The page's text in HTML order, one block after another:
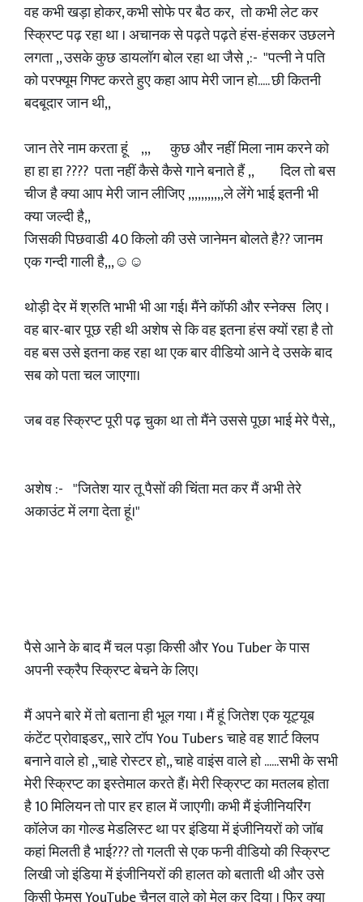
वह कभी खड़ा होकर, कभी सोफे पर बैठ कर, तो कभी लेट कर
स्क्रिप्ट पढ़ रहा था । अचानक से पढ़ते पढ़ते हंस-हंसकर उछलने
लगता ,, उसके कुछ डायलॉग बोल रहा था जैसे ,:- "पत्नी ने पति
को परफ्यूम गिफ्ट करते हुए कहा आप मेरी जान हो..... छी कितनी
बदबूदार जान थी,,
जान तेरे नाम करता हूं ,,, कुछ और नहीं मिला नाम करने को
हा हा हा ???? पता नहीं कैसे कैसे गाने बनाते हैं ,, दिल तो बस
चीज है क्या आप मेरी जान लीजिए ,,,,,,,,,,,ले लेंगे भाई इतनी भी
क्या जल्दी है,,
जिसकी पिछवाडी 40 किलो की उसे जानेमन बोलते है?? जानम
एक गन्दी गाली है,,,☺☺
थोड़ी देर में श्रुति भाभी भी आ गई। मैंने कॉफी और स्नेक्स लिए ।
वह बार-बार पूछ रही थी अशेष से कि वह इतना हंस क्यों रहा है तो
वह बस उसे इतना कह रहा था एक बार वीडियो आने दे उसके बाद
सब को पता चल जाएगा।
जब वह स्क्रिप्ट पूरी पढ़ चुका था तो मैंने उससे पूछा भाई मेरे पैसे,,
अशेष :- "जितेश यार तू पैसों की चिंता मत कर मैं अभी तेरे
अकाउंट में लगा देता हूं।"
पैसे आनेे के बाद मैं चल पड़ा किसी और You Tuber के पास
अपनी स्क्रैप स्क्रिप्ट बेचने के लिए।
मैं अपने बारे में तो बताना ही भूल गया । मैं हूं जितेश एक यूट्यूब
कंटेंट प्रोवाइडर,, सारे टॉप You Tubers चाहे वह शार्ट क्लिप
बनाने वाले हो ,,चाहे रोस्टर हो,, चाहे वाइंस वाले हो ......सभी के सभी
मेरी स्क्रिप्ट का इस्तेमाल करते हैं। मेरी स्क्रिप्ट का मतलब होता
है 10 मिलियन तो पार हर हाल में जाएगी। कभी मैं इंजीनियरिंग
कॉलेज का गोल्ड मेडलिस्ट था पर इंडिया में इंजीनियरों को जॉब
कहां मिलती है भाई??? तो गलती से एक फनी वीडियो की स्क्रिप्ट
लिखी जो इंडिया में इंजीनियरों की हालत को बताती थी और उसे